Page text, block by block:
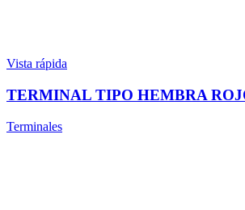
Vista rápida
TERMINAL TIPO HEMBRA
Terminales